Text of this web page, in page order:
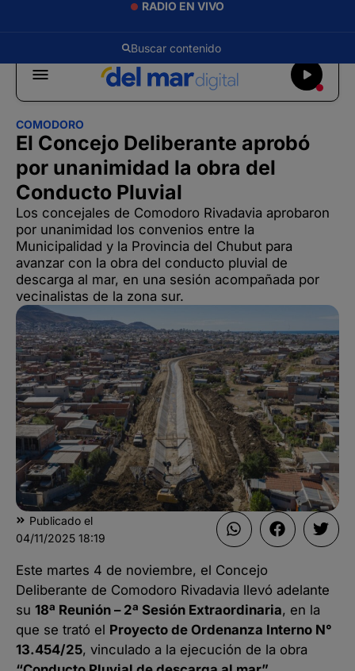
RADIO EN VIVO
COMODORO
El Concejo Deliberante aprobó
por unanimidad la obra del
Conducto Pluvial
Los concejales de Comodoro Rivadavia aprobaron
por unanimidad los convenios entre la
Municipalidad y la Provincia del Chubut para
avanzar con la obra del conducto pluvial de
descarga al mar, en una sesión acompañada por
vecinalistas de la zona sur.
Publicado el
04/11/2025 18:19
Este martes 4 de noviembre, el Concejo
Deliberante de Comodoro Rivadavia llevó adelante
su 18ª Reunión – 2ª Sesión Extraordinaria, en la
que se trató el Proyecto de Ordenanza Interno N°
13.454/25, vinculado a la ejecución de la obra